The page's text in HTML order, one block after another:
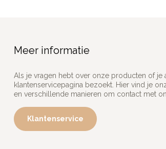
Meer informatie
Als je vragen hebt over onze producten of
klantenservicepagina bezoekt. Hier vind je
en verschillende manieren om contact met
Klantenservice